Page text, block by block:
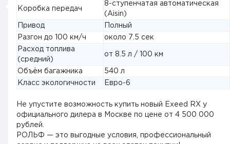
Коробка передач
8-ступенчатая автоматическая
(Aisin)
Привод
Полный
Разгон до 100 км/ч
около 7.5 сек
Расход топлива
(средний)
от 8.5 л / 100 км
Объём багажника
540 л
Класс экологичности
Евро-6
Не упустите возможность купить новый Exeed RX у
официального дилера в Москве по цене от 4 500 000
рублей.
РОЛЬФ — это выгодные условия, профессиональный